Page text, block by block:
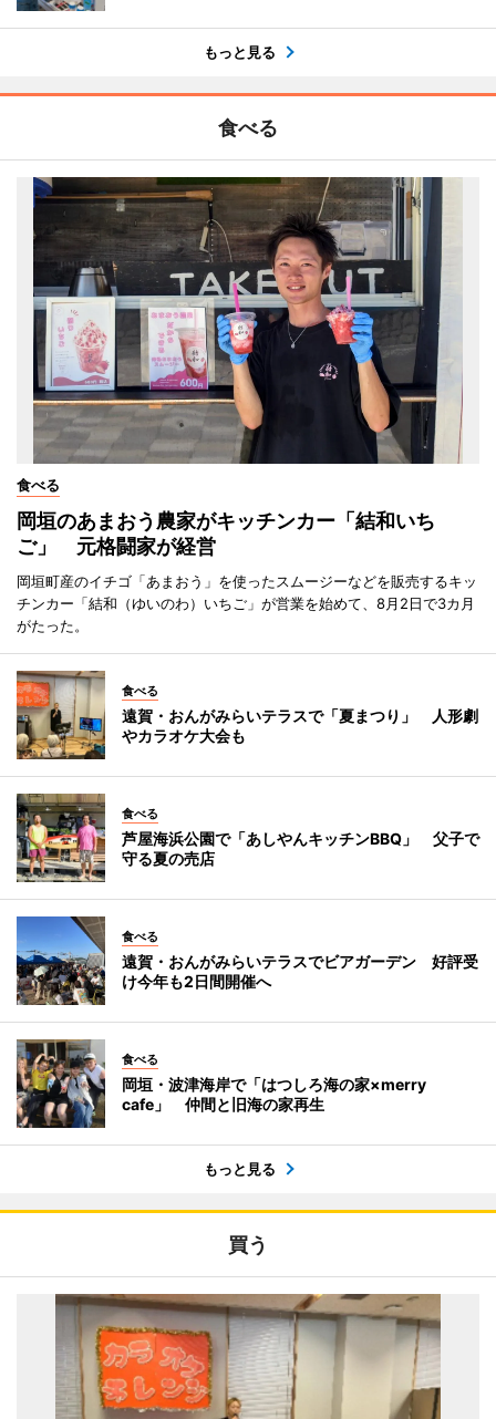
もっと見る
食べる
食べる
岡垣のあまおう農家がキッチンカー「結和いち
ご」 元格闘家が経営
岡垣町産のイチゴ「あまおう」を使ったスムージーなどを販売するキッ
チンカー「結和（ゆいのわ）いちご」が営業を始めて、8月2日で3カ月
がたった。
食べる
遠賀・おんがみらいテラスで「夏まつり」 人形劇
やカラオケ大会も
食べる
芦屋海浜公園で「あしやんキッチンBBQ」 父子で
守る夏の売店
食べる
遠賀・おんがみらいテラスでビアガーデン 好評受
け今年も2日間開催へ
食べる
岡垣・波津海岸で「はつしろ海の家×merry
cafe」 仲間と旧海の家再生
もっと見る
買う